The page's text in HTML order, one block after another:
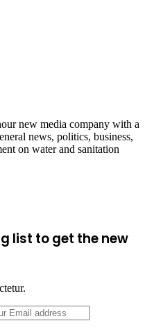
new media company with a
news, politics, business,
on water and sanitation
list to get the new